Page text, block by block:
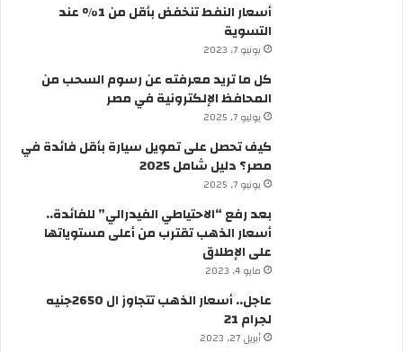
أسعار النفط تنخفض بأقل من 1% عند
التسوية
يونيو 7, 2023
كل ما تريد معرفته عن رسوم السحب من
المحافظ الإلكترونية في مصر
يوليو 7, 2025
كيف تحصل على تمويل سيارة بأقل فائدة في
مصر؟ دليل شامل 2025
يونيو 7, 2025
بعد رفع “الاحتياطي الفيدرالي” للفائدة..
أسعار الذهب تقترب من أعلى مستوياتها
على الإطلاق
مايو 4, 2023
عاجل.. أسعار الذهب تتجاوز ال 2650جنيه
لجرام 21
أبريل 27, 2023